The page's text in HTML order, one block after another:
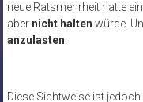
neue Ratsmehrheit hatte
aber nicht halten würde.
anzulasten
Diese Sichtweise ist jedoch